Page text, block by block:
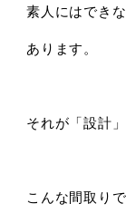
素人にはでき
あります。
それが「設計」
こんな間取りで